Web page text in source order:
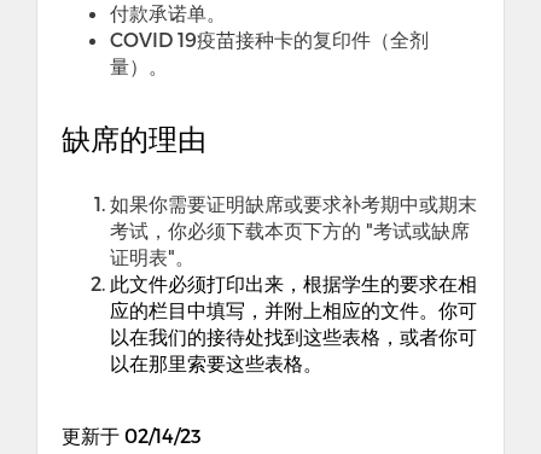
付款承诺单。
COVID 19疫苗接种卡的复印件（全剂
量）。
缺席的理由
如果你需要证明缺席或要求补考期中或期末
考试 ， 你必须下载本页下方的 "考试或缺席
证明表"。
此文件必须打印出来 ， 根据学生的要求在相
应的栏目中填写 ， 并附上相应的文件。你可
以在我们的接待处找到这些表格 ， 或者你可
以在那里索要这些表格。
更新于 02/14/23